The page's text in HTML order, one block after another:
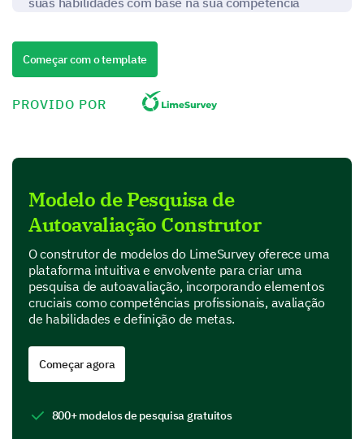
Por favor, avalie seu nível de especialização nas
seguintes habilidades de 1 a 5 (1 sendo o
menos e 5 sendo o mais eficaz)
Habilidades de Liderança
Habilidades de Gestão do Tempo
Habilidades Técnicas (conforme sua área)
Objetivos e Ambições Profissionais
Esta seção ajuda você a refletir sobre seus objetivos
Quais são suas ambições profissionais para os
Começar com o template
PROVIDO POR
Modelo de Pesquisa de
Autoavaliação Construtor
O construtor de modelos do LimeSurvey oferece uma
plataforma intuitiva e envolvente para criar uma
pesquisa de autoavaliação, incorporando elementos
cruciais como competências profissionais, avaliação
de habilidades e definição de metas.
Começar agora
800+ modelos de pesquisa gratuitos